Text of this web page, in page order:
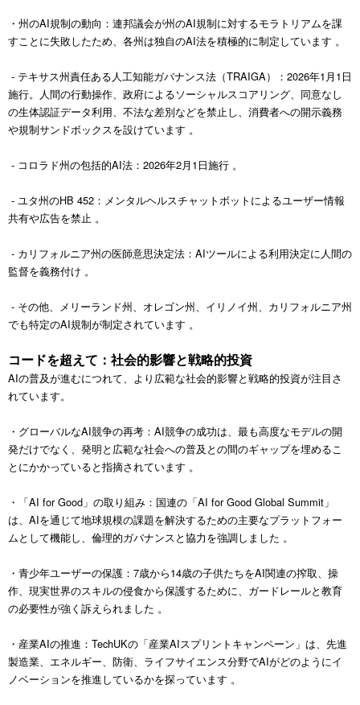
・州のAI規制の動向：連邦議会が州のAI規制に対するモラトリアムを課
すことに失敗したため、各州は独自のAI法を積極的に制定しています 。
- テキサス州責任ある人工知能ガバナンス法（TRAIGA）：2026年1月1日
施行。人間の行動操作、政府によるソーシャルスコアリング、同意なし
の生体認証データ利用、不法な差別などを禁止し、消費者への開示義務
や規制サンドボックスを設けています 。
- コロラド州の包括的AI法：2026年2月1日施行 。
- ユタ州のHB 452：メンタルヘルスチャットボットによるユーザー情報
共有や広告を禁止 。
- カリフォルニア州の医師意思決定法：AIツールによる利用決定に人間の
監督を義務付け 。
- その他、メリーランド州、オレゴン州、イリノイ州、カリフォルニア州
でも特定のAI規制が制定されています 。
コードを超えて：社会的影響と戦略的投資
AIの普及が進むにつれて、より広範な社会的影響と戦略的投資が注目さ
れています。
・グローバルなAI競争の再考：AI競争の成功は、最も高度なモデルの開
発だけでなく、発明と広範な社会への普及との間のギャップを埋めるこ
とにかかっていると指摘されています 。
・「AI for Good」の取り組み：国連の「AI for Good Global Summit」
は、AIを通じて地球規模の課題を解決するための主要なプラットフォー
ムとして機能し、倫理的ガバナンスと協力を強調しました 。
・青少年ユーザーの保護：7歳から14歳の子供たちをAI関連の搾取、操
作、現実世界のスキルの侵食から保護するために、ガードレールと教育
の必要性が強く訴えられました 。
・産業AIの推進：TechUKの「産業AIスプリントキャンペーン」は、先進
製造業、エネルギー、防衛、ライフサイエンス分野でAIがどのようにイ
ノベーションを推進しているかを探っています 。